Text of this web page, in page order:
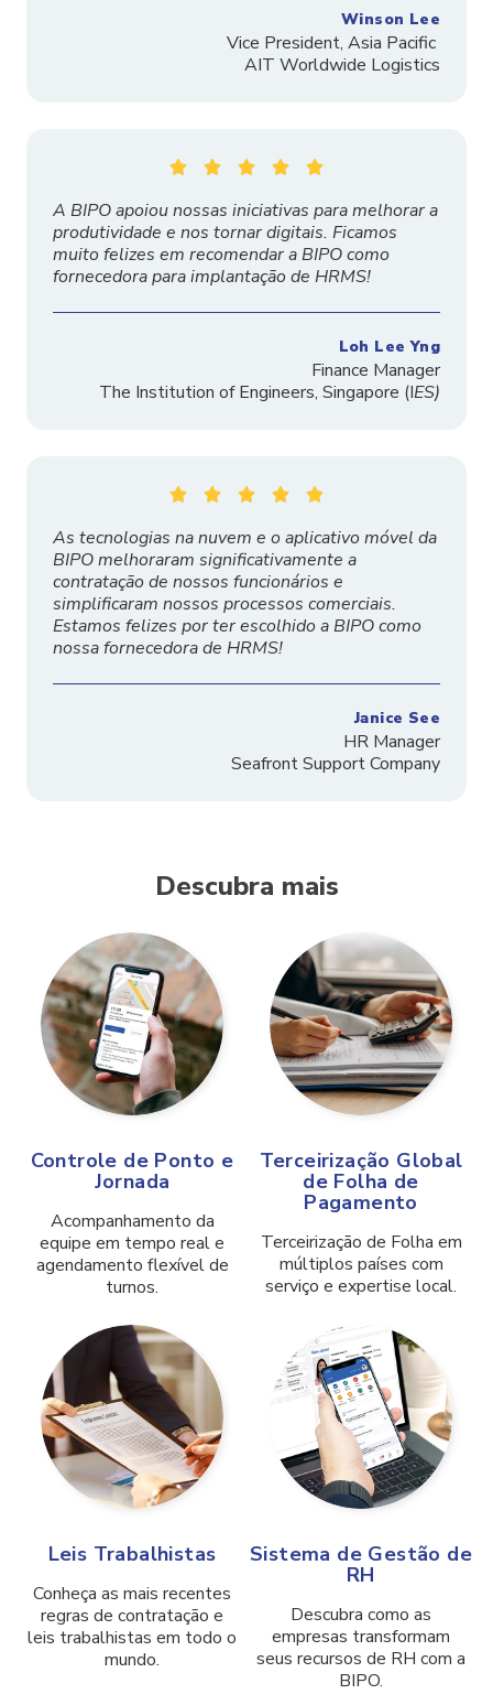
Winson Lee
Vice President, Asia Pacific
AIT Worldwide Logistics
    
A BIPO apoiou nossas iniciativas para melhorar a
produtividade e nos tornar digitais. Ficamos
muito felizes em recomendar a BIPO como
fornecedora para implantação de HRMS!
Loh Lee Yng
Finance Manager
The Institution of Engineers, Singapore (IES)
    
As tecnologias na nuvem e o aplicativo móvel da
BIPO melhoraram significativamente a
contratação de nossos funcionários e
simplificaram nossos processos comerciais.
Estamos felizes por ter escolhido a BIPO como
nossa fornecedora de HRMS!
Janice See
HR Manager
Seafront Support Company
Descubra mais
Controle de Ponto e
Jornada
Acompanhamento da
equipe em tempo real e
agendamento flexível de
turnos.
Terceirização Global
de Folha de
Pagamento
Terceirização de Folha em
múltiplos países com
serviço e expertise local.
Leis Trabalhistas
Conheça as mais recentes
regras de contratação e
leis trabalhistas em todo o
mundo.
Sistema de Gestão de
RH
Descubra como as
empresas transformam
seus recursos de RH com a
BIPO.